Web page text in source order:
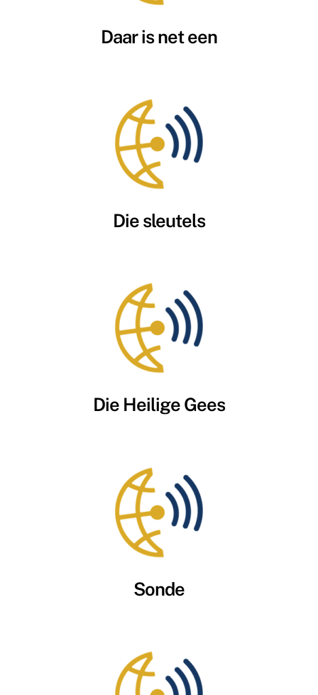
Daar is net een
Die sleutels
Die Heilige Gees
Sonde